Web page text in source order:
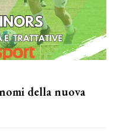
della nuova